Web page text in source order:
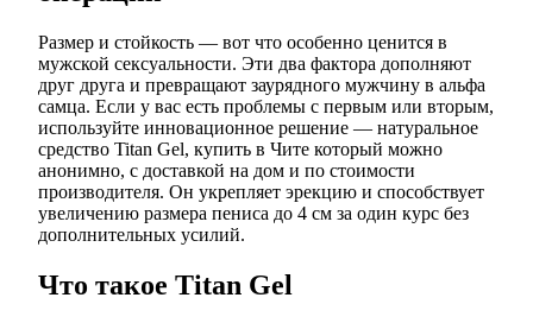
Размер и стойкость — вот что особенно ценится в
мужской сексуальности. Эти два фактора дополняют
друг друга и превращают заурядного мужчину в альфа
самца. Если у вас есть проблемы с первым или вторым,
используйте инновационное решение — натуральное
средство Titan Gel, купить в Чите который можно
анонимно, с доставкой на дом и по стоимости
производителя. Он укрепляет эрекцию и способствует
увеличению размера пениса до 4 см за один курс без
дополнительных усилий.
Что такое Titan Gel